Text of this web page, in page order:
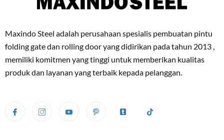
Maxindo Steel adalah perusahaan spesialis pembuatan pintu
folding gate dan rolling door yang didirikan pada tahun 2013 ,
memiliki komitmen yang tinggi untuk memberikan kualitas
produk dan layanan yang terbaik kepada pelanggan.